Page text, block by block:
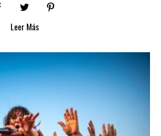
Leer Más